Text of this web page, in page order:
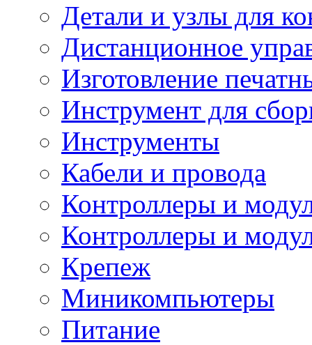
Детали и узлы для
Дистанционное
Изготовление
Инструмент для
Инструменты
Кабели и провода
Контроллеры и
Контроллеры и
Крепеж
Миникомпьютеры
Питание